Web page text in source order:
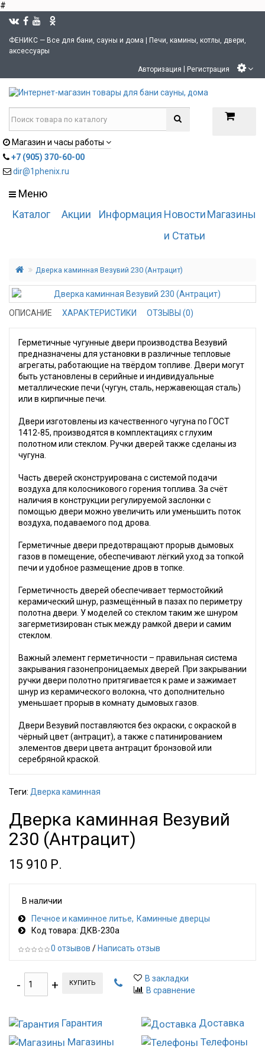
#
ФЕНИКС — Все для бани, сауны и дома | Печи, камины, котлы, двери,
аксессуары
Авторизация | Регистрация
Магазин и часы работы
+7 (905) 370-60-00
dir@1phenix.ru
Меню
Каталог
Акции Информация Новости
и Статьи
Магазины
Дверка каминная Везувий 230 (Антрацит)
ОПИСАНИЕ ХАРАКТЕРИСТИКИ ОТЗЫВЫ (0)
Герметичные чугунные двери производства Везувий
предназначены для установки в различные тепловые
агрегаты, работающие на твёрдом топливе. Двери могут
быть установлены в серийные и индивидуальные
металлические печи (чугун, сталь, нержавеющая сталь)
или в кирпичные печи.
Двери изготовлены из качественного чугуна по ГОСТ
1412-85, производятся в комплектациях с глухим
полотном или стеклом. Ручки дверей также сделаны из
чугуна.
Часть дверей сконструирована с системой подачи
воздуха для колосникового горения топлива. За счёт
наличия в конструкции регулируемой заслонки с
помощью двери можно увеличить или уменьшить поток
воздуха, подаваемого под дрова.
Герметичные двери предотвращают прорыв дымовых
газов в помещение, обеспечивают лёгкий уход за топкой
печи и удобное размещение дров в топке.
Герметичность дверей обеспечивает термостойкий
керамический шнур, размещённый в пазах по периметру
полотна двери. У моделей со стеклом таким же шнуром
загерметизирован стык между рамкой двери и самим
стеклом.
Важный элемент герметичности – правильная система
закрывания газонепроницаемых дверей. При закрывании
ручки двери полотно притягивается к раме и зажимает
шнур из керамического волокна, что дополнительно
уменьшает прорыв в комнату дымовых газов.
Двери Везувий поставляются без окраски, с окраской в
чёрный цвет (антрацит), а также с патинированием
элементов двери цвета антрацит бронзовой или
серебряной краской.
Теги: Дверка каминная
Дверка каминная Везувий
230 (Антрацит)
15 910 Р.
В наличии
Печное и каминное литье
Каминные дверцы
Код товара: ДКВ-230а
0 отзывов / Написать отзыв
КУПИТЬ
В закладки
В сравнение
Гарантия
Доставка
Магазины
Телефоны